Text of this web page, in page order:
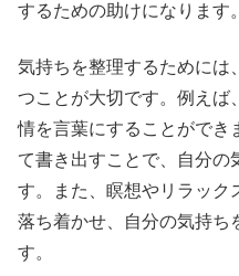
するための助けになります。
気持ちを整理するためには
つことが大切です。例えば
情を言葉にすることができ
て書き出すことで、自分の
す。また、瞑想やリラック
落ち着かせ、自分の気持ち
す。